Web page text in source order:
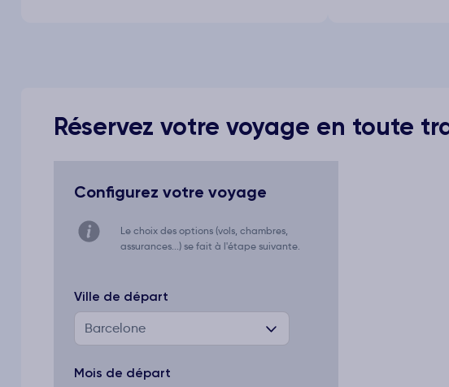
Réservez votre voyage en toute
Configurez votre voyage
Le choix des options (vols, chambres,
assurances...) se fait à l'étape suivante.
Ville de départ
Barcelone
Mois de départ